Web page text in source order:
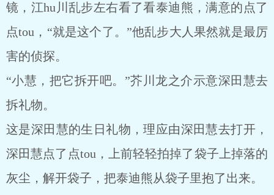
镜，江hu川乱步左右看了看泰迪熊，满意的点了
点tou，“就是这个了。”他乱步大人果然就是最厉
害的侦探。
“小慧，把它拆开吧。”芥川龙之介示意深田慧去
拆礼物。
这是深田慧的生日礼物，理应由深田慧去打开，
深田慧点了点tou，上前轻轻拍掉了袋子上掉落的
灰尘，解开袋子，把泰迪熊从袋子里抱了出来。